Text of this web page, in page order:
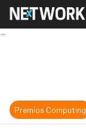
Premios Computing